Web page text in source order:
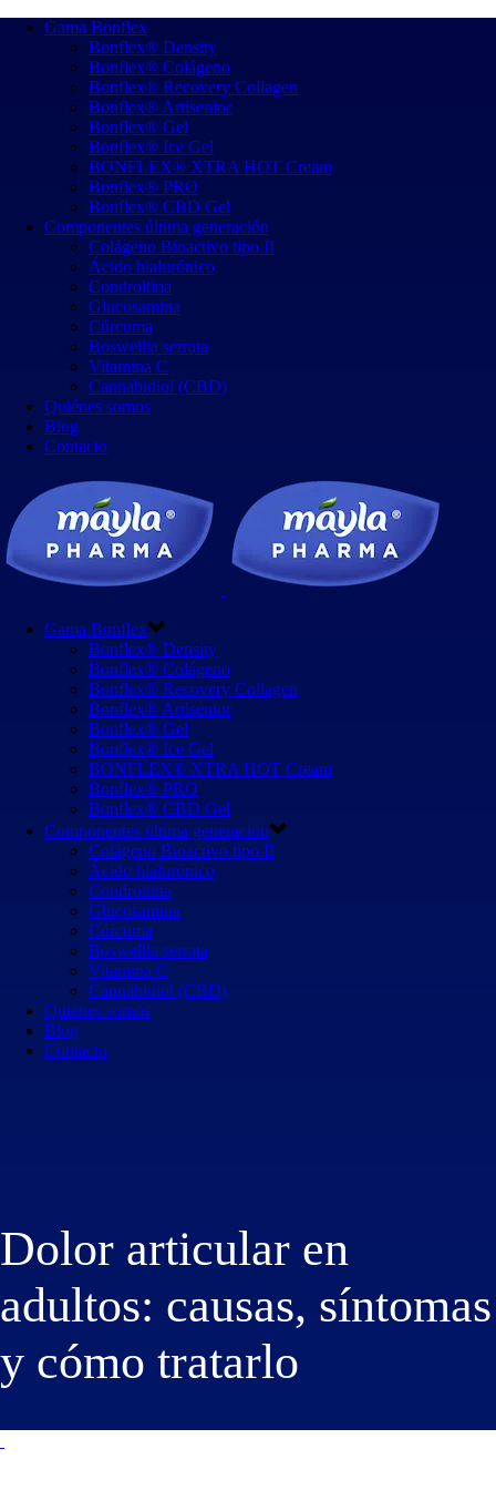
Gama Bonflex
Bonflex® Density
Bonflex® Colágeno
Bonflex® Recovery Collagen
Bonflex® Artisenior
Bonflex® Gel
Bonflex® Ice Gel
BONFLEX® XTRA HOT Cream
Bonflex® PRO
Bonflex® CBD Gel
Componentes última generación
Colágeno Bioactivo tipo II
Ácido hialurónico
Condroitina
Glucosamina
Cúrcuma
Boswellia serrata
Vitamina C
Cannabidiol (CBD)
Quiénes somos
Blog
Contacto
Gama Bonflex
Bonflex® Density
Bonflex® Colágeno
Bonflex® Recovery Collagen
Bonflex® Artisenior
Bonflex® Gel
Bonflex® Ice Gel
BONFLEX® XTRA HOT Cream
Bonflex® PRO
Bonflex® CBD Gel
Componentes última generación
Colágeno Bioactivo tipo II
Ácido hialurónico
Condroitina
Glucosamina
Cúrcuma
Boswellia serrata
Vitamina C
Cannabidiol (CBD)
Quiénes somos
Blog
Contacto
Dolor articular en
adultos: causas, síntomas
y cómo tratarlo